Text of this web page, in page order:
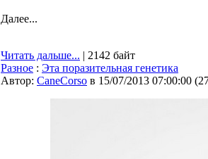
Далее...
Читать дальше... | 2142 байт
Разное : Эта поразительная генетика
Автор: CaneCorso в 15/07/2013 07:00:00 (